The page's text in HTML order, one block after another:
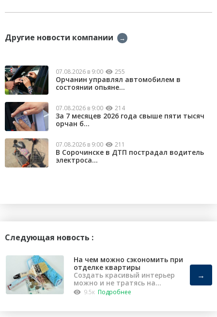
Другие новости компании →
07.08.2026 в 9:00 255
Орчанин управлял автомобилем в
состоянии опьяне...
07.08.2026 в 9:00 214
За 7 месяцев 2026 года свыше пяти тысяч
орчан б...
07.08.2026 в 9:00 211
В Сорочинске в ДТП пострадал водитель
электроса...
Следующая новость :
На чем можно сэкономить при
отделке квартиры
Создать красивый интерьер
можно и не тратясь на
капремонт
9.5к Подробнее
→